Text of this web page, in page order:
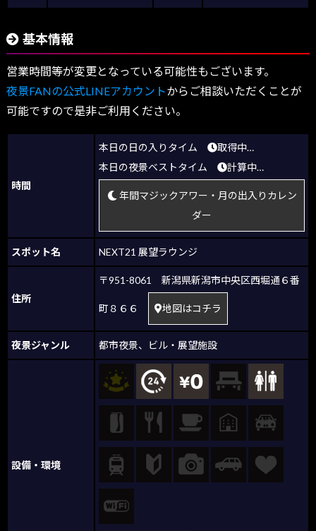
基本情報
営業時間等が変更となっている可能性もございます。
夜景FANの公式LINEアカウントからご相談いただくことが
可能ですので是非ご利用ください。
時間
本日の日の入りタイム
取得中…
本日の夜景ベストタイム
計算中…
年間マジックアワー・月の出入りカレン
ダー
スポット名 NEXT21 展望ラウンジ
住所
〒951-8061 新潟県新潟市中央区西堀通６番
町８６６ 地図はコチラ
夜景ジャンル 都市夜景、 ビル・展望施設
設備・環境